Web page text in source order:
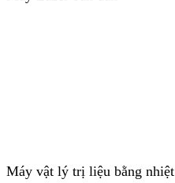
Máy vật lý trị liệu bằng nhiệt